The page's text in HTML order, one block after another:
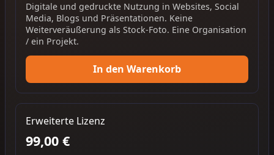
Digitale und gedruckte Nutzung in Websites, Social
Media, Blogs und Präsentationen. Keine
Weiterveräußerung als Stock-Foto. Eine Organisation
/ ein Projekt.
In den Warenkorb
Erweiterte Lizenz
99,00 €